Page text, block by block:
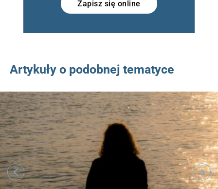
Zapisz się online
Artykuły o podobnej tematyce